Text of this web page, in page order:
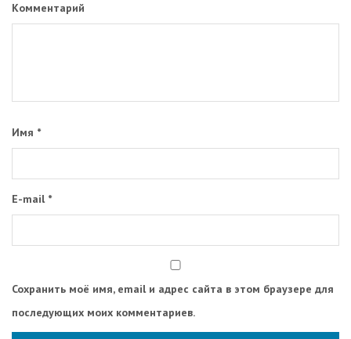
Комментарий
Имя *
E-mail *
Сохранить моё имя, email и адрес сайта в этом браузере для
последующих моих комментариев.